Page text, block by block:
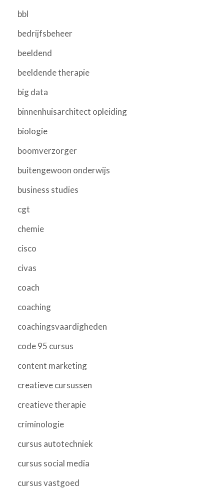
bbl
bedrijfsbeheer
beeldend
beeldende therapie
big data
binnenhuisarchitect opleiding
biologie
boomverzorger
buitengewoon onderwijs
business studies
cgt
chemie
cisco
civas
coach
coaching
coachingsvaardigheden
code 95 cursus
content marketing
creatieve cursussen
creatieve therapie
criminologie
cursus autotechniek
cursus social media
cursus vastgoed